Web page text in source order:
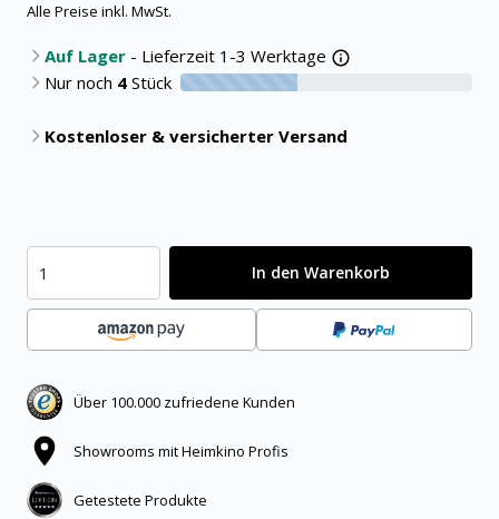
Alle Preise inkl. MwSt.
Auf Lager - Lieferzeit 1-3 Werktage
Nur noch 4 Stück 40% verfügbar
Kostenloser & versicherter Versand
In den Warenkorb
Über 100.000 zufriedene Kunden
Showrooms mit Heimkino Profis
Getestete Produkte